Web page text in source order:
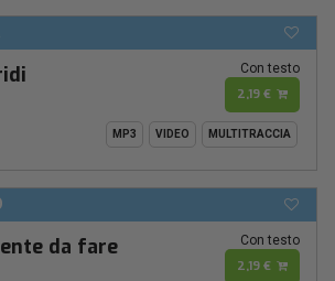
Con testo
2,19 €
MP3 VIDEO MULTITRACCIA
da fare Con testo
2,19 €